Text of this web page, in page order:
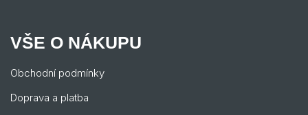
VŠE O NÁKUPU
Obchodní podmínky
Doprava a platba